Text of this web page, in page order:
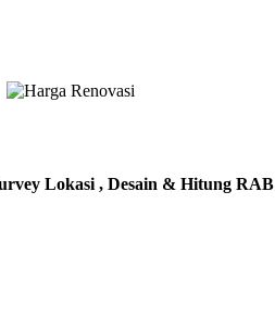
Lokasi , Desain & Hitung RAB